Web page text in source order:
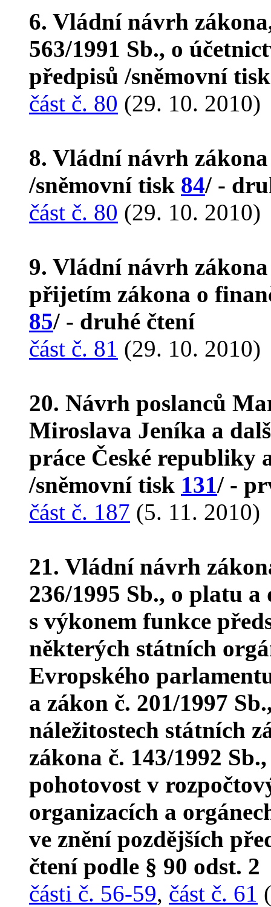
6. Vládní návrh
563/1991 Sb., o
předpisů /sněmovní
část č. 80 (29. 10. 2010)
8. Vládní návrh
/sněmovní tisk 84/ -
část č. 80 (29. 10. 2010)
9. Vládní návrh
přijetím zákona o
85/ - druhé čtení
část č. 81 (29. 10. 2010)
20. Návrh poslanců
Miroslava Jeníka a
práce České republiky
/sněmovní tisk 131/ -
část č. 187 (5. 11. 2010)
21. Vládní návrh
236/1995 Sb., o platu
s výkonem funkce
některých státních
Evropského
a zákon č. 201/1997
náležitostech státních
zákona č. 143/1992
pohotovost v
organizacích a
ve znění pozdějších
čtení podle § 90 odst. 2
části č. 56-59, část č. 61